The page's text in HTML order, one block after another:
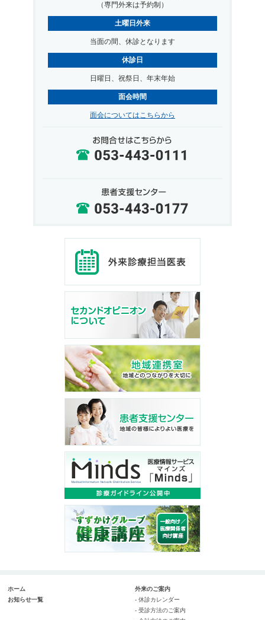
（専門外来は予約制）
土曜日外来
当面の間、休診となります
休診日
日曜日、祝祭日、年末年始
面会時間
面会についてはこちらから
ホーム
お知らせ一覧
外来のご案内
- 休診カレンダー
- 受診方法のご案内